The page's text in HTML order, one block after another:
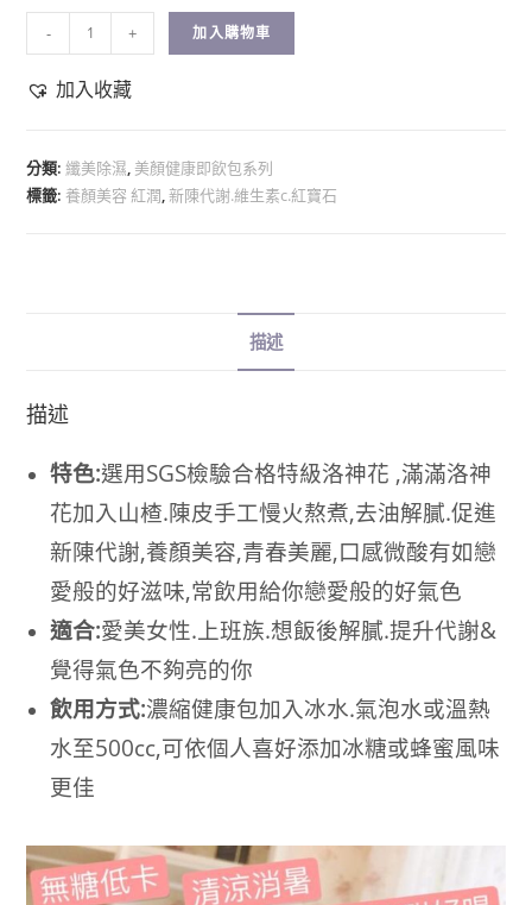
- + 加入購物車
加入收藏
分類:纖美除濕, 美顏健康即飲包系列
標籤: 養顏美容 紅潤,新陳代謝.維生素c.紅寶石
描述
描述
特色:選用SGS檢驗合格特級洛神花 ,滿滿洛神
花加入山楂.陳皮手工慢火熬煮,去油解膩.促進
新陳代謝,養顏美容,青春美麗,口感微酸有如戀
愛般的好滋味,常飲用給你戀愛般的好氣色
適合:愛美女性.上班族.想飯後解膩.提升代謝&
覺得氣色不夠亮的你
飲用方式:濃縮健康包加入冰水.氣泡水或溫熱
水至500cc,可依個人喜好添加冰糖或蜂蜜風味
更佳